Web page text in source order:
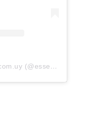
A post shared by essenz.com.uy (@essenz.com.uy)